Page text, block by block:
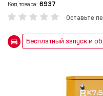
Код товара: 6937
Оставьте
Бесплатный запуск и